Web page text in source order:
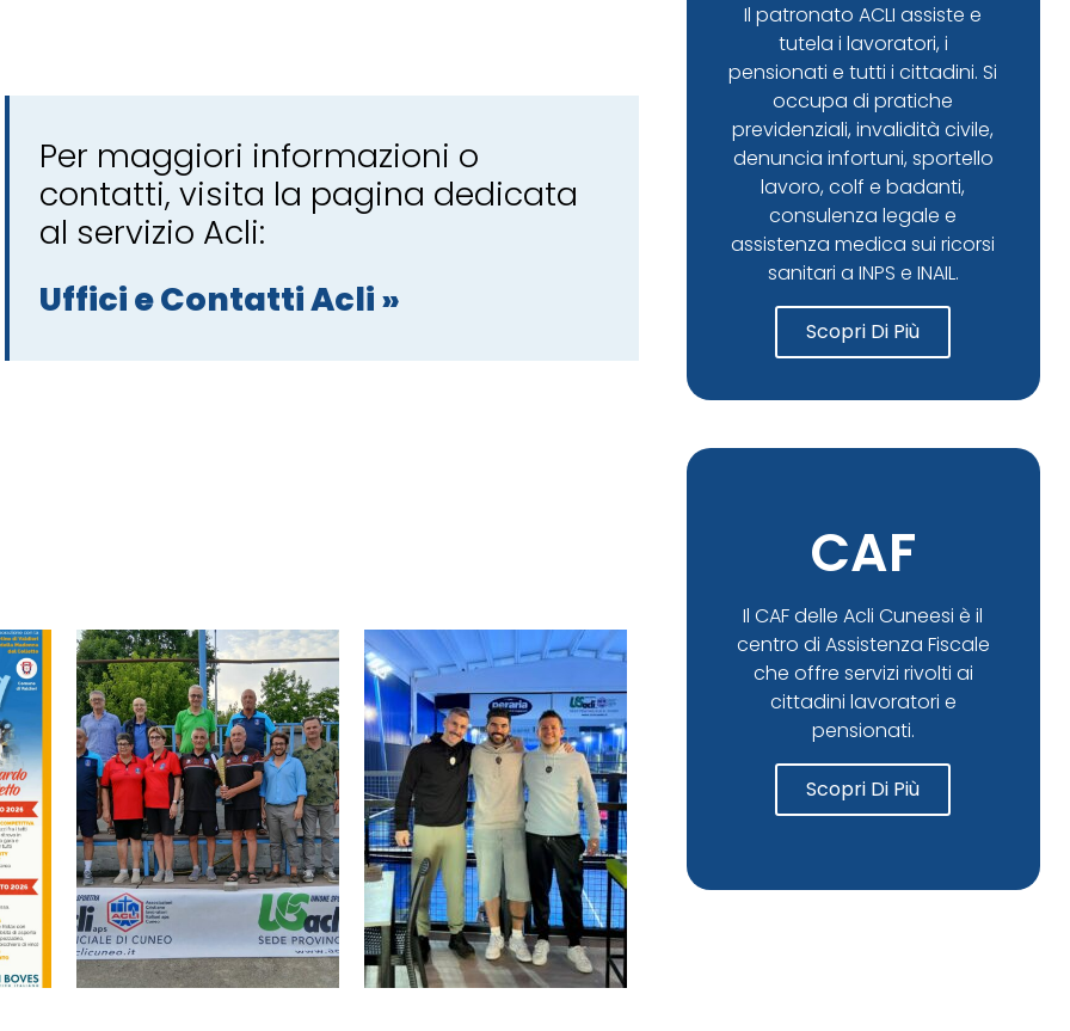
Per maggiori informazioni o
contatti, visita la pagina dedicata
al servizio Acli:
Uffici e Contatti Acli »
Il patronato ACLI assiste e
tutela i lavoratori, i
pensionati e tutti i cittadini. Si
occupa di pratiche
previdenziali, invalidità civile,
denuncia infortuni, sportello
lavoro, colf e badanti,
consulenza legale e
assistenza medica sui ricorsi
sanitari a INPS e INAIL.
Scopri Di Più
CAF
Il CAF delle Acli Cuneesi è il
centro di Assistenza Fiscale
che offre servizi rivolti ai
cittadini lavoratori e
pensionati.
Scopri Di Più